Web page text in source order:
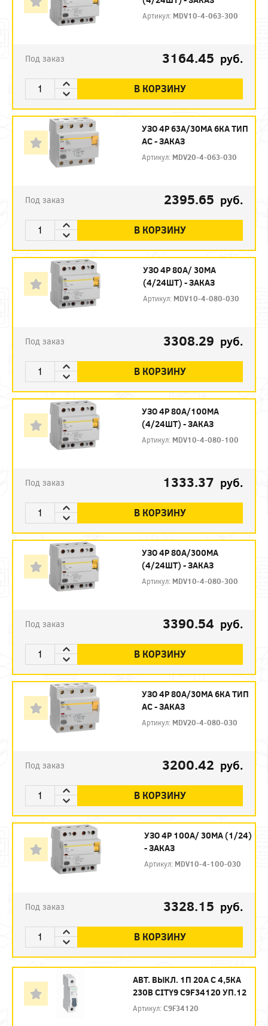
Артикул: MDV10-4-063-300
Под заказ 3164.45 руб.
В КОРЗИНУ
УЗО 4P 63А/30МА 6КА ТИП
АС - ЗАКАЗ
Артикул: MDV20-4-063-030
Под заказ 2395.65 руб.
В КОРЗИНУ
УЗО 4P 80А/ 30МА
(4/24ШТ) - ЗАКАЗ
Артикул: MDV10-4-080-030
Под заказ 3308.29 руб.
В КОРЗИНУ
УЗО 4P 80А/100МА
(4/24ШТ) - ЗАКАЗ
Артикул: MDV10-4-080-100
Под заказ 1333.37 руб.
В КОРЗИНУ
УЗО 4P 80А/300МА
(4/24ШТ) - ЗАКАЗ
Артикул: MDV10-4-080-300
Под заказ 3390.54 руб.
В КОРЗИНУ
УЗО 4P 80А/30МА 6КА ТИП
АС - ЗАКАЗ
Артикул: MDV20-4-080-030
Под заказ 3200.42 руб.
В КОРЗИНУ
УЗО 4P 100А/ 30МА (1/24)
- ЗАКАЗ
Артикул: MDV10-4-100-030
Под заказ 3328.15 руб.
В КОРЗИНУ
АВТ. ВЫКЛ. 1П 20А С 4,5КА
230В CITY9 C9F34120 УП.12
Артикул:C9F34120